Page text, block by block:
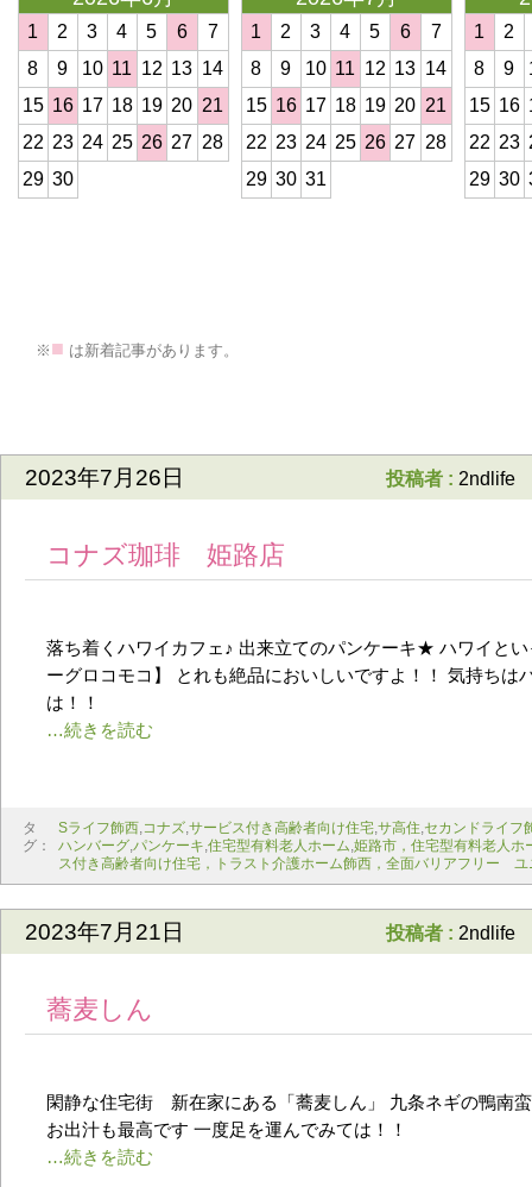
1 2 3 4 5 6
7
8
9 10 11 12 13 14
15 16 17 18 19 20 21
22 23 24 25 26 27 28
29 30
1 2 3 4 5 6
7
8
9 10 11 12 13 14
15 16 17 18 19 20 21
22 23 24 25 26 27 28
29 30 31
1
2
8
9
15 16
22 23
29 30
※ ■ は新着記事があります。
2023年7月26日 投稿者 : 2ndlife
コナズ珈琲 姫路店
落ち着くハワイカフェ♪ 出来立てのパンケーキ★ ハワイと
ーグロコモコ】 とれも絶品においしいですよ！！ 気持ちは
は！！
タ
グ：
Sライフ飾西,コナズ,サービス付き高齢者向け住宅,サ高住,セカンドライフ
ハンバーグ,パンケーキ,住宅型有料老人ホーム,姫路市，住宅型有料老人ホ
ス付き高齢者向け住宅，トラスト介護ホーム飾西，全面バリアフリー
2023年7月21日 投稿者 : 2ndlife
蕎麦しん
閑静な住宅街 新在家にある「蕎麦しん」 九条ネギの鴨南
お出汁も最高です 一度足を運んでみては！！